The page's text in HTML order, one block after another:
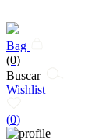
Bag
(0)
Buscar
Wishlist
(0)